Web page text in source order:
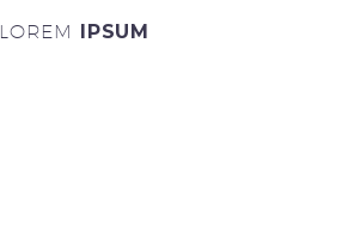
LOREM IPSUM